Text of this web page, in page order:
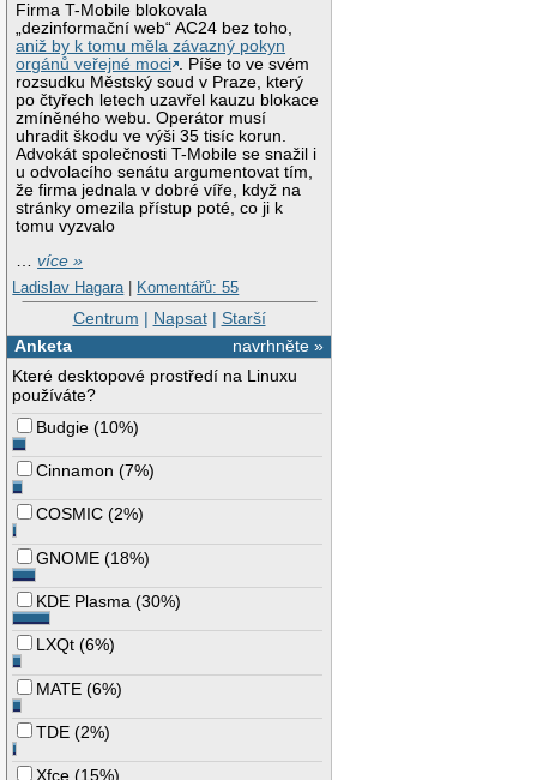
Firma T-Mobile blokovala
„dezinformační web“ AC24 bez toho,
aniž by k tomu měla závazný pokyn
orgánů veřejné moci . Píše to ve svém
rozsudku Městský soud v Praze, který
po čtyřech letech uzavřel kauzu blokace
zmíněného webu. Operátor musí
uhradit škodu ve výši 35 tisíc korun.
Advokát společnosti T-Mobile se snažil i
u odvolacího senátu argumentovat tím,
že firma jednala v dobré víře, když na
stránky omezila přístup poté, co ji k
tomu vyzvalo
…více »
Ladislav Hagara | Komentářů: 55
Centrum | Napsat| Starší
navrhněte »
Anketa
Které desktopové prostředí na Linuxu
používáte?
Budgie (10%)
Cinnamon (7%)
COSMIC (2%)
GNOME (18%)
KDE Plasma (30%)
LXQt (6%)
MATE (6%)
TDE (2%)
Xfce (15%)